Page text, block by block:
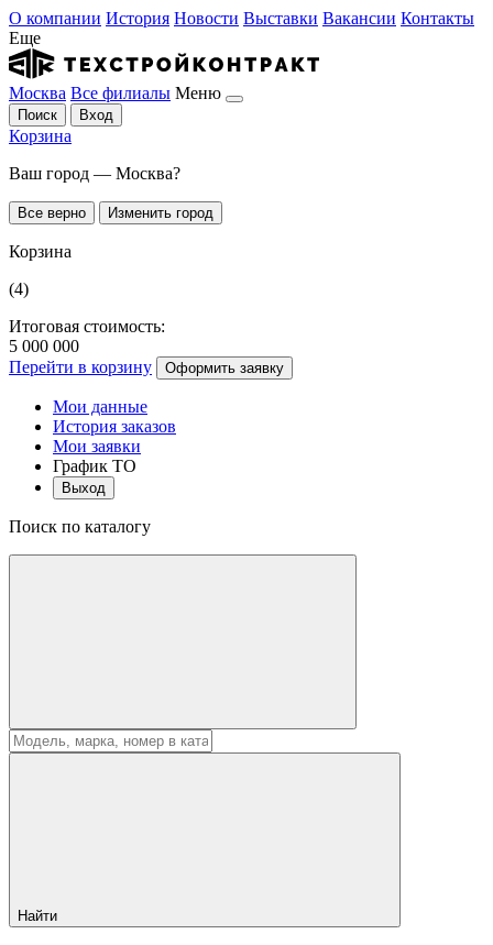
О компании История Новости Выставки Вакансии Контакты
Еще
Москва Все филиалы Меню
Поиск Вход
Корзина
Ваш город — Москва?
Все верно Изменить город
Корзина
(4)
Итоговая стоимость:
5 000 000
Перейти в корзину
Оформить заявку
Мои данные
История заказов
Мои заявки
График ТО
Выход
Поиск по каталогу
Найти